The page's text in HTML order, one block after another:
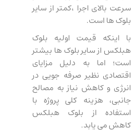
سرعت بالای اجرا ،کمتر از سایر
بلوک‌ ها است.
با اینکه قیمت اولیه بلوک
هبلکس از سایر بلوک ها بیشتر
است؛ اما به دلیل مزایای
اقتصادی نظیر صرفه ‌جویی در
انرژی و کاهش نیاز به مصالح
جانبی، هزینه کلی پروژه با
استفاده از بلوک هبلکس
کاهش می‌ یابد.